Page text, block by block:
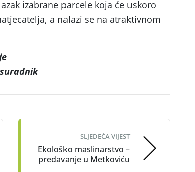
izabrane parcele koja će uskoro
a nalazi se na atraktivnom
SLJEDEĆA VIJEST
Ekološko maslinarstvo –
predavanje u Metkoviću